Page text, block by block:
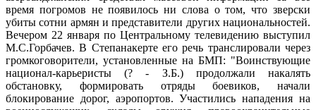
время погромов не появилось ни слова о том, что зверски
убиты сотни армян и представители других национальностей.
Вечером 22 января по Центральному телевидению выступил
М.С.Горбачев. В Степанакерте его речь транслировали через
громкоговорители, установленные на БМП: "Воинствующие
национал-карьеристы (? - З.Б.) продолжали накалять
обстановку, формировать отряды боевиков, начали
блокирование дорог, аэропортов. Участились нападения на